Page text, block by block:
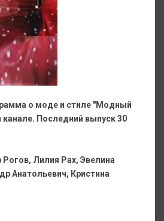
о моде и стиле "Модный
канале. Последний выпуск 30
Лилия Рах, Эвелина
Анатольевич, Кристина